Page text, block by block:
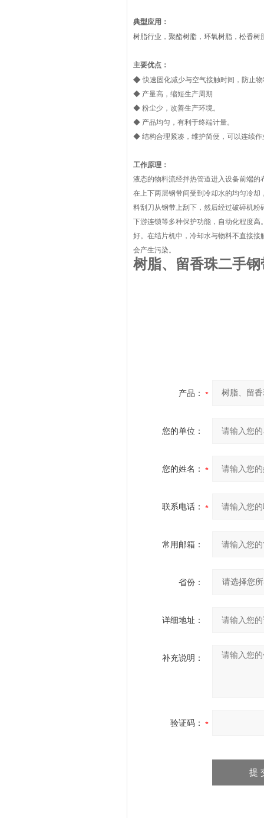
典型应用：
树脂行业，聚酯树脂，环氧树脂，松香树
主要优点：
◆快速固化减少与空气接触时间，防止
◆ 产量高，缩短生产周期
◆ 粉尘少，改善生产环境。
◆ 产品均匀，有利于终端计量。
◆ 结构合理紧凑，维护简便，可以连续作
工作原理：
液态的物料流经拌热管道进入设备前端
在上下两层钢带间受到冷却水的均匀冷
料刮刀从钢带上刮下，然后经过破碎机
下游连锁等多种保护功能，自动化程度
好。在结片机中，冷却水与物料不直接
会产生污染。
树脂、留香珠二手
产品：
您的单位：
您的姓名：
联系电话：
常用邮箱：
省份：
详细地址：
补充说明：
验证码：